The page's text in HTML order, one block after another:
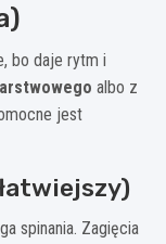
bo daje rytm i
albo z
jest
spinania. Zagięcia